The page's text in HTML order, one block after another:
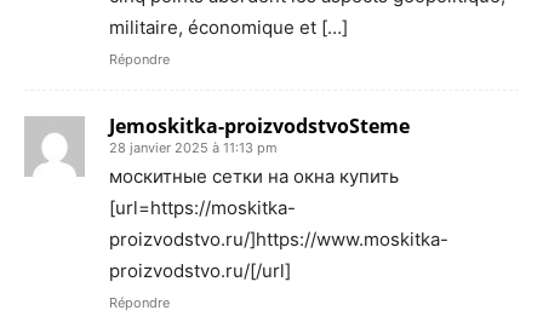
militaire, économique et […]
Répondre
Jemoskitka-proizvodstvoSteme
28 janvier 2025 à 11:13 pm
москитные сетки на окна купить
[url=https://moskitka-
proizvodstvo.ru/]https://www.moskitka-
proizvodstvo.ru/[/url]
Répondre